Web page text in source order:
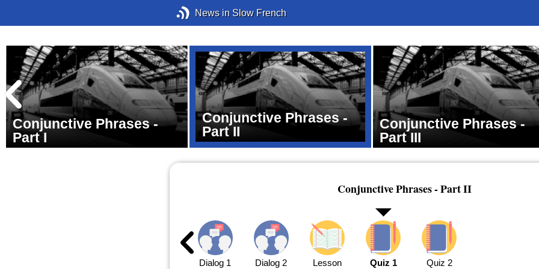
News in Slow French
Conjunctive Phrases -
Part I
Conjunctive Phrases -
Part II
Conjunctive Phrases -
Part III
Conjunctive Phrases - Part II
Dialog 1 Dialog 2 Lesson Quiz 1 Quiz 2